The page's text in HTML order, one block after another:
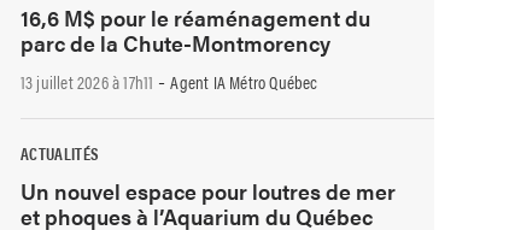
16,6 M$ pour le réaménagement du
parc de la Chute-Montmorency
13 juillet 2026 à 17h11 -Agent IA Métro Québec
ACTUALITÉS
Un nouvel espace pour loutres de mer
et phoques à l’Aquarium du Québec